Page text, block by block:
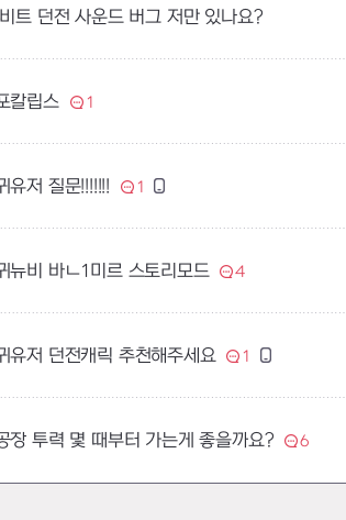
트 던전 사운드 버그 저만 있나요?
칼립스 1
유저 질문!!!!!!! 1
뉴비 바ㄴ1미르 스토리모드 4
유저 던전캐릭 추천해주세요 1
장 투력 몇 때부터 가는게 좋을까요? 6